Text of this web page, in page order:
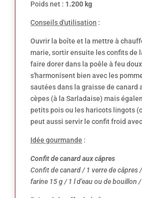
Poids net : 1.200 kg
Conseils d'utilisation :
Ouvrir la boîte et la mettre à
marie, sortir ensuite les confits de
faire dorer dans la poêle à feu
s'harmonisent bien avec les
sautées dans la graisse de canard
cèpes (à la Sarladaise) mais
petits pois ou les haricots lingots
peut aussi servir le confit froid
Idée gourmande :
Confit de canard aux câpres
Confit de canard / 1 verre de câpres
farine 15 g / 1 l d'eau ou de bouillon /